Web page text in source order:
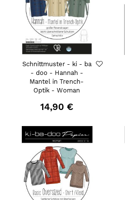
Schnittmuster - ki - ba
- doo - Hannah -
Mantel in Trench-
Optik - Woman
14,90 €